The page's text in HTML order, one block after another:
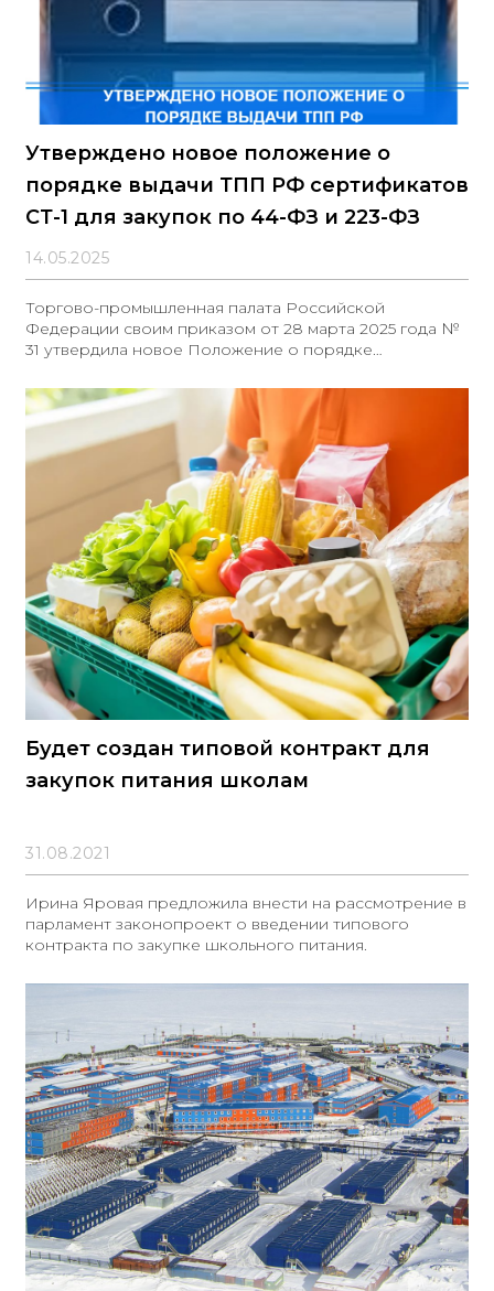
Утверждено новое положение о
порядке выдачи ТПП РФ сертификатов
СТ-1 для закупок по 44-ФЗ и 223-ФЗ
14.05.2025
Торгово-промышленная палата Российской
Федерации своим приказом от 28 марта 2025 года №
31 утвердила новое Положение о порядке
предназначенных для подтверждения происхождения
товаров в рамках закупок, регулируемых законами №
44-ФЗ и № 223-ФЗ. Данный документ отменяет ранее
действовавшие приказы, включая положения,
касающиеся подтверждения происхождения
лекарственных препаратов из перечня ЖНВЛП и
отдельных видов медицинских изделий. Новый
порядок включает в себя: - Условия и особенности
выдачи
Будет создан типовой контракт для
закупок питания школам
31.08.2021
Ирина Яровая предложила внести на рассмотрение в
парламент законопроект о введении типового
контракта по закупке школьного питания.